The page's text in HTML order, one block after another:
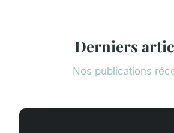
Derniers
Nos publications